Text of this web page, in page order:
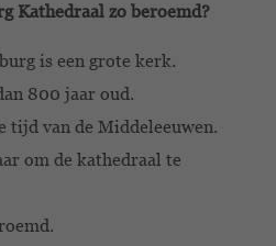
Kathedraal zo beroemd?
is een grote kerk.
800 jaar oud.
tijd van de Middeleeuwen.
om de kathedraal te